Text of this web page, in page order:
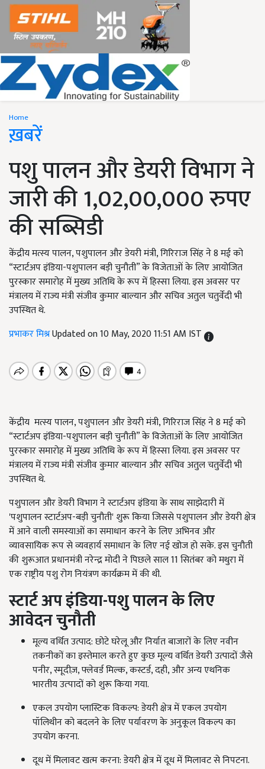
Home
ख़बरें
पशु पालन और डेयरी विभाग ने
जारी की 1,02,00,000 रुपए
की सब्सिडी
केंद्रीय मत्स्य पालन, पशुपालन और डेयरी मंत्री, गिरिराज सिंह ने 8 मई को
“स्टार्टअप इंडिया-पशुपालन बड़ी चुनौती” के विजेताओं के लिए आयोजित
पुरस्कार समारोह में मुख्य अतिथि के रूप में हिस्सा लिया. इस अवसर पर
मंत्रालय में राज्य मंत्री संजीव कुमार बाल्यान और सचिव अतुल चतुर्वेदी भी
उपस्थित थे.
प्रभाकर मिश्रUpdated on 10 May, 2020 11:51 AM IST
केंद्रीय मत्स्य पालन, पशुपालन और डेयरी मंत्री, गिरिराज सिंह ने 8 मई को
“स्टार्टअप इंडिया-पशुपालन बड़ी चुनौती” के विजेताओं के लिए आयोजित
पुरस्कार समारोह में मुख्य अतिथि के रूप में हिस्सा लिया. इस अवसर पर
मंत्रालय में राज्‍य मंत्री संजीव कुमार बाल्यान और सचिव अतुल चतुर्वेदी भी
उपस्थित थे.
पशुपालन और डेयरी विभाग ने स्टार्टअप इंडिया के साथ साझेदारी में
'पशुपालन स्टार्टअप-बड़ी चुनौती' शुरू किया जिससे पशुपालन और डेयरी क्षेत्र
में आने वाली समस्याओं का समाधान करने के लिए अभिनव और
व्यावसायिक रूप से व्यवहार्य समाधान के लिए नई खोज हो सके. इस चुनौती
की शुरूआत प्रधानमंत्री नरेन्‍द्र मोदी ने पिछले साल 11 सितंबर को मथुरा में
एक राष्ट्रीय पशु रोग नियंत्रण कार्यक्रम में की थी.
स्टार्टअपइंडिया-पशुपालनकेलिए
आवेदनचुनौती
मूल्य वर्धित उत्पाद: छोटे घरेलू और निर्यात बाजारों के लिए नवीन
तकनीकों का इस्‍तेमाल करते हुए कुछ मूल्य वर्धित डेयरी उत्पादों जैसे
पनीर, स्मूदीज़, फ्लेवर्ड मिल्क, कस्टर्ड, दही, और अन्य एथनिक
भारतीय उत्‍पादों को शुरू किया गया.
एकल उपयोग प्लास्टिक विकल्प: डेयरी क्षेत्र में एकल उपयोग
पॉलिथीन को बदलने के लिए पर्यावरण के अनुकूल विकल्प का
उपयोग करना.
दूध में मिलावट खत्म करना: डेयरी क्षेत्र में दूध में मिलावट से निपटना.